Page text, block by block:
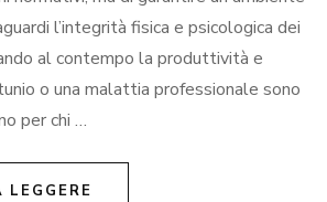
l’integrità fisica e psicologica dei
al contempo la produttività e
o una malattia professionale sono
per chi …